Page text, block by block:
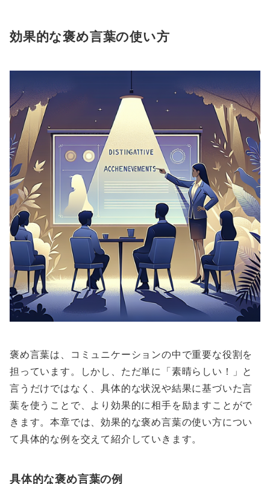
効果的な褒め言葉の使い方
褒め言葉は、コミュニケーションの中で重要な役割を
担っています。しかし、ただ単に「素晴らしい！」と
言うだけではなく、具体的な状況や結果に基づいた言
葉を使うことで、より効果的に相手を励ますことがで
きます。本章では、効果的な褒め言葉の使い方につい
て具体的な例を交えて紹介していきます。
具体的な褒め言葉の例